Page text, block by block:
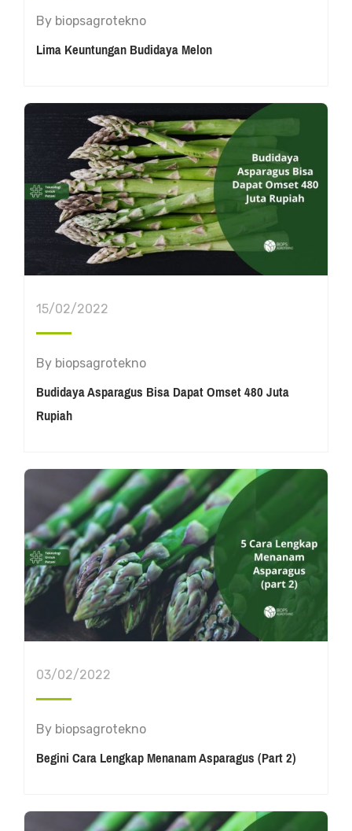
By biopsagrotekno
Lima Keuntungan Budidaya Melon
15/02/2022
By biopsagrotekno
Budidaya Asparagus Bisa Dapat Omset 480 Juta
Rupiah
03/02/2022
By biopsagrotekno
Begini Cara Lengkap Menanam Asparagus (Part 2)